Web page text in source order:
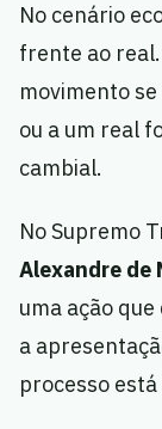
No cenário
frente ao
movimento
ou a um real
cambial.
No Supremo
Alexandre de
uma ação
a
processo